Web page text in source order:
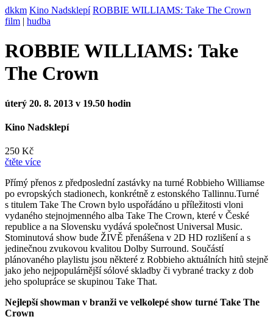
dkkm Kino Nadsklepí ROBBIE WILLIAMS: Take The Crown
film | hudba
ROBBIE WILLIAMS: Take
The Crown
úterý 20. 8. 2013 v 19.50 hodin
Kino Nadsklepí
250 Kč
čtěte více
Přímý přenos z předposlední zastávky na turné Robbieho Williamse
po evropských stadionech, konkrétně z estonského Tallinnu.Turné
s titulem Take The Crown bylo uspořádáno u příležitosti vloni
vydaného stejnojmenného alba Take The Crown, které v České
republice a na Slovensku vydává společnost Universal Music.
Stominutová show bude ŽIVĚ přenášena v 2D HD rozlišení a s
jedinečnou zvukovou kvalitou Dolby Surround. Součástí
plánovaného playlistu jsou některé z Robbieho aktuálních hitů stejně
jako jeho nejpopulárnější sólové skladby či vybrané tracky z dob
jeho spolupráce se skupinou Take That.
Nejlepší showman v branži ve velkolepé show turné Take The
Crown